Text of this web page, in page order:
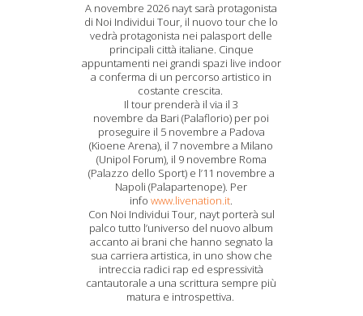
A novembre 2026 nayt sarà protagonista
di Noi Individui Tour, il nuovo tour che lo
vedrà protagonista nei palasport delle
principali città italiane. Cinque
appuntamenti nei grandi spazi live indoor
a conferma di un percorso artistico in
costante crescita.
Il tour prenderà il via il 3
novembre da Bari (Palaflorio) per poi
proseguire il 5 novembre a Padova
(Kioene Arena), il 7 novembre a Milano
(Unipol Forum), il 9 novembre Roma
(Palazzo dello Sport) e l’11 novembre a
Napoli (Palapartenope). Per
infowww.livenation.it.
Con Noi Individui Tour, nayt porterà sul
palco tutto l’universo del nuovo album
accanto ai brani che hanno segnato la
sua carriera artistica, in uno show che
intreccia radici rap ed espressività
cantautorale a una scrittura sempre più
matura e introspettiva.